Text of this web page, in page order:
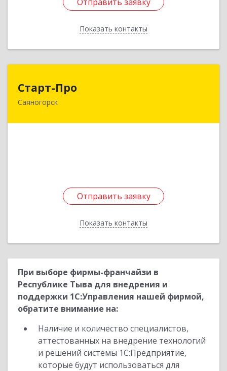
Показать контакты
Назад
Старт-Про
Саяногорск
Отправить заявку
Показать контакты
655619, Хакасия Респ, Саяногорск г, Черемушки
Отправить заявку
Назад
При выборе фирмы-франчайзи в
Республике Тыва для внедрения и
поддержки 1С:Управления нашей фирмой,
обратите внимание на:
Наличие и количество специалистов,
аттестованных на внедрение технологий
и решений системы 1С:Предприятие,
которые будут использоваться для